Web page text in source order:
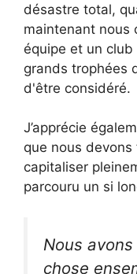
désastre total,
maintenant nous
équipe et un
grands trophées
d'être considéré.
J’apprécie
que nous
capitaliser
parcouru un si
Nous
chose